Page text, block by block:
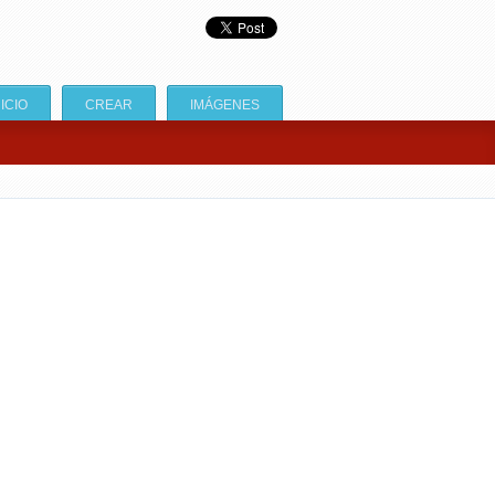
CREAR IMÁGENES